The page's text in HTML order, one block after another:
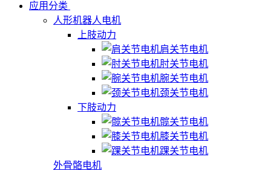
应用分类
人形机器人电机
上肢动力
肩关节电机
肘关节电机
腕关节电机
颈关节电机
下肢动力
髋关节电机
膝关节电机
踝关节电机
外骨骼电机